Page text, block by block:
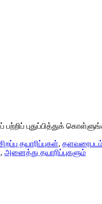
புதுப்பித்துக்
தயாரிப்புகள்,
, அனைத்து தயாரிப்புகளும்